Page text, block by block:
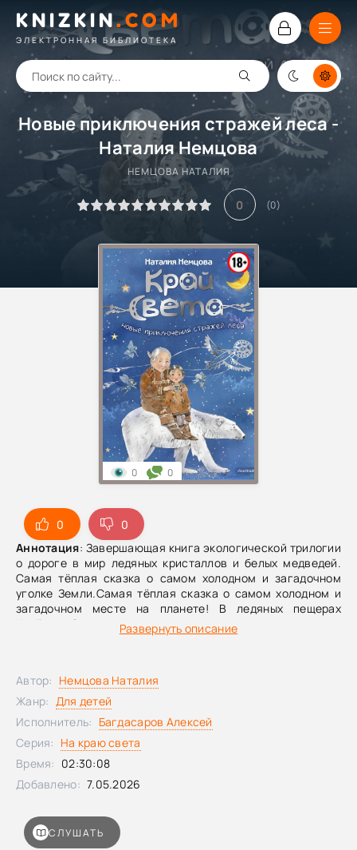
KNIZKIN.COM
ЭЛЕКТРОННАЯ БИБЛИОТЕКА
Новые приключения стражей леса -
Наталия Немцова
НЕМЦОВА НАТАЛИЯ
0 (0)
0
0
Аннотация: Завершающая книга экологической трилогии
о дороге в мир ледяных кристаллов и белых медведей.
Самая тёплая сказка о самом холодном и загадочном
уголке Земли.Самая тёплая сказка о самом холодном и
загадочном месте на планете! В ледяных пещерах
Крайнего Севера скрыт проход туда, где уцелели древние
леса и обитают редкие звери. Эту тайну охраняют
мерзлоты? В заключительной части сказочной
экологической трилогии «Стражи леса» (финалист
премии имени Бажова) юных читателей ждёт
увлекательное путешествие к самому краю света — в
царство ледяных кристаллов, белых медведей и
гигантских китов. Иллюстрации сибирской художницы
Ирины Галкиной откроют природу Заполярья, а также
культуру и традиции народов Севера. Для начального
Развернуть описание
0 0
СЛУШАТЬ
Автор: Немцова Наталия
Жанр: Для детей
Исполнитель: Багдасаров Алексей
Серия: На краю света
Время: 02:30:08
Добавлено: 7.05.2026